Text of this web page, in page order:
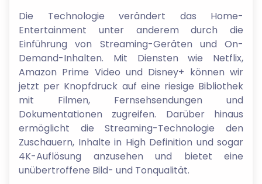
Die Technologie verändert das Home-
Entertainment unter anderem durch die
Einführung von Streaming-Geräten und On-
Demand-Inhalten. Mit Diensten wie Netflix,
Amazon Prime Video und Disney+ können wir
jetzt per Knopfdruck auf eine riesige Bibliothek
mit Filmen, Fernsehsendungen und
Dokumentationen zugreifen. Darüber hinaus
ermöglicht die Streaming-Technologie den
Zuschauern, Inhalte in High Definition und sogar
4K-Auflösung anzusehen und bietet eine
unübertroffene Bild- und Tonqualität.